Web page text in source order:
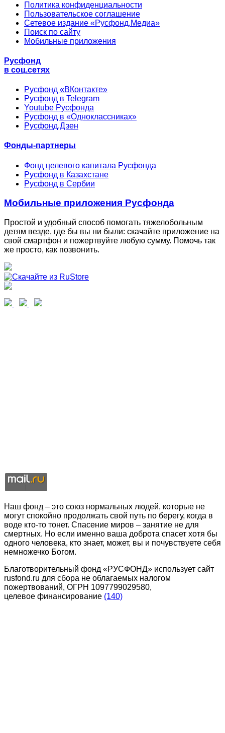
Политика конфиденциальности
Пользовательское соглашение
Сетевое издание «Русфонд.Медиа»
Поиск по сайту
Мобильные приложения
Русфонд
в соц.сетях
Русфонд «ВКонтакте»
Русфонд в Telegram
Youtube Русфонда
Русфонд в «Одноклассниках»
Русфонд.Дзен
Фонды-партнеры
Фонд целевого капитала Русфонда
Русфонд в Казахстане
Русфонд в Сербии
Мобильные приложения Русфонда
Простой и удобный способ помогать тяжелобольным
детям везде, где бы вы ни были: скачайте приложение на
свой смартфон и пожертвуйте любую сумму. Помочь так
же просто, как позвонить.
Наш фонд – это союз нормальных людей, которые не
могут спокойно продолжать свой путь по берегу, когда в
воде кто-то тонет. Спасение миров – занятие не для
смертных. Но если именно ваша доброта спасет хотя бы
одного человека, кто знает, может, вы и почувствуете себя
немножечко Богом.
Благотворительный фонд «РУСФОНД» использует сайт
rusfond.ru для сбора не облагаемых налогом
пожертвований, ОГРН 1097799029580,
целевое финансирование (140)